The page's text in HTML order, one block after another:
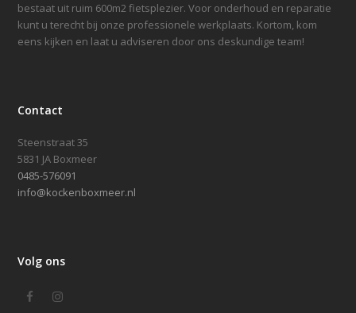
bestaat uit ruim 600m2 fietsplezier. Voor onderhoud en reparatie
kunt u terecht bij onze professionele werkplaats. Kortom, kom
eens kijken en laat u adviseren door ons deskundige team!
Contact
Steenstraat 35
5831 JA Boxmeer
0485-576091
info@kockenboxmeer.nl
Volg ons
FacebookInstagram